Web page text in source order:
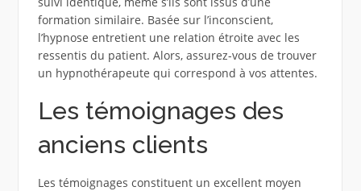
formation similaire. Basée sur l’inconscient,
l’hypnose entretient une relation étroite avec les
ressentis du patient. Alors, assurez-vous de trouver
un hypnothérapeute qui correspond à vos attentes.
Les témoignages des
anciens clients
Les témoignages constituent un excellent moyen